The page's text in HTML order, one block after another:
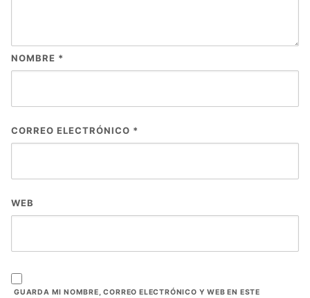
NOMBRE *
CORREO ELECTRÓNICO *
WEB
GUARDA MI NOMBRE, CORREO ELECTRÓNICO Y WEB EN ESTE